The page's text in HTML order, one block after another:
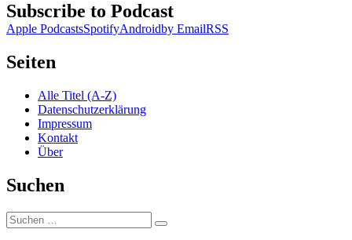
Subscribe to Podcast
Apple PodcastsSpotifyAndroidby EmailRSS
Seiten
Alle Titel (A-Z)
Datenschutzerklärung
Impressum
Kontakt
Über
Suchen
Suchen
nach:
Suchen